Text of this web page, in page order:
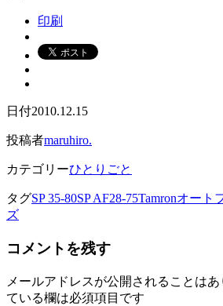
印刷
日付2010.12.15
投稿者maruhiro.
カテゴリーひとりごと
タグSP 35-80SP AF28-75Tamronオート
ズ
コメントを残す
メールアドレスが公開されることはあ
ている欄は必須項目です